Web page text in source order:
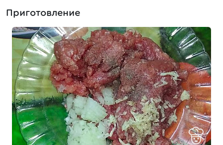
Приготовление